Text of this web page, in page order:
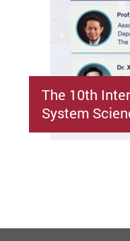
The 10th
System